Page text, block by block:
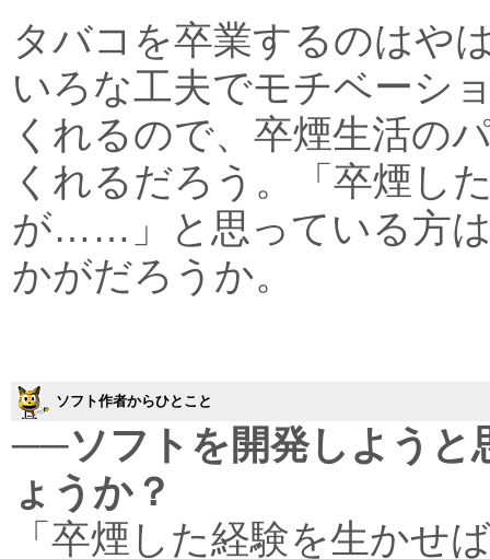
タバコを卒業するのはや
いろな工夫でモチベーシ
くれるので、卒煙生活の
くれるだろう。「卒煙し
が……」と思っている方
かがだろうか。
ソフト作者からひとこと
──ソフトを開発しようと
ょうか？
「卒煙した経験を生かせ